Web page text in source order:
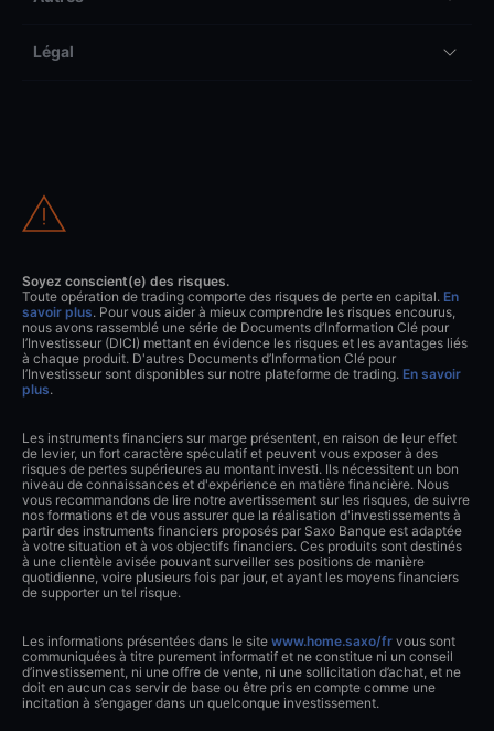
Légal
Soyez conscient(e) des risques.
Toute opération de trading comporte des risques de perte en capital. En
savoir plus. Pour vous aider à mieux comprendre les risques encourus,
nous avons rassemblé une série de Documents d’Information Clé pour
l’Investisseur (DICI) mettant en évidence les risques et les avantages liés
à chaque produit. D'autres Documents d’Information Clé pour
l’Investisseur sont disponibles sur notre plateforme de trading. En savoir
plus.
Les instruments financiers sur marge présentent, en raison de leur effet
de levier, un fort caractère spéculatif et peuvent vous exposer à des
risques de pertes supérieures au montant investi. Ils nécessitent un bon
niveau de connaissances et d'expérience en matière financière. Nous
vous recommandons de lire notre avertissement sur les risques, de suivre
nos formations et de vous assurer que la réalisation d'investissements à
partir des instruments financiers proposés par Saxo Banque est adaptée
à votre situation et à vos objectifs financiers. Ces produits sont destinés
à une clientèle avisée pouvant surveiller ses positions de manière
quotidienne, voire plusieurs fois par jour, et ayant les moyens financiers
de supporter un tel risque.
Les informations présentées dans le site www.home.saxo/fr vous sont
communiquées à titre purement informatif et ne constitue ni un conseil
d’investissement, ni une offre de vente, ni une sollicitation d’achat, et ne
doit en aucun cas servir de base ou être pris en compte comme une
incitation à s’engager dans un quelconque investissement.